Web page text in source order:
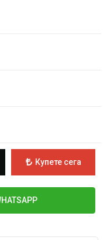
Купете сега